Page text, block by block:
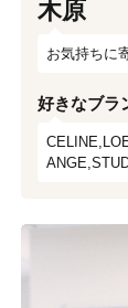
木原
お気持ちに
好きなブラ